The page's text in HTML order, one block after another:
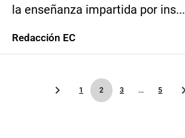
la enseñanza impartida por ins...
Redacción EC
1 2 3 ... 5